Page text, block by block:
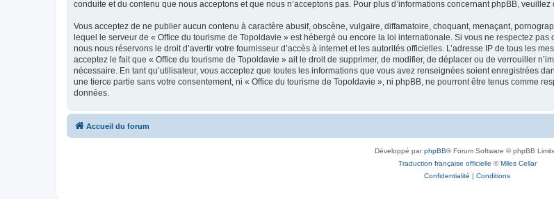
conduite et du contenu que nous acceptons et que nous n’acceptons pas. Pour plus d’informations concernant phpBB, veuillez
Vous acceptez de ne publier aucun contenu à caractère abusif, obscène, vulgaire, diffamatoire, choquant, menaçant,
lequel le serveur de « Office du tourisme de Topoldavie » est hébergé ou encore la loi internationale. Si vous ne respectez
nous nous réservons le droit d’avertir votre fournisseur d’accès à internet et les autorités officielles. L’adresse IP de tous les
acceptez le fait que « Office du tourisme de Topoldavie » ait le droit de supprimer, de modifier, de déplacer ou de verrouiller
nécessaire. En tant qu’utilisateur, vous acceptez que toutes les informations que vous avez renseignées soient enregistrées
une tierce partie sans votre consentement, ni « Office du tourisme de Topoldavie », ni phpBB, ne pourront être tenus comme
données.
Accueil du forum
Développé parphpBB® Forum Software © phpBB
Traduction française officielle ©Miles Cellar
Confidentialité | Conditions